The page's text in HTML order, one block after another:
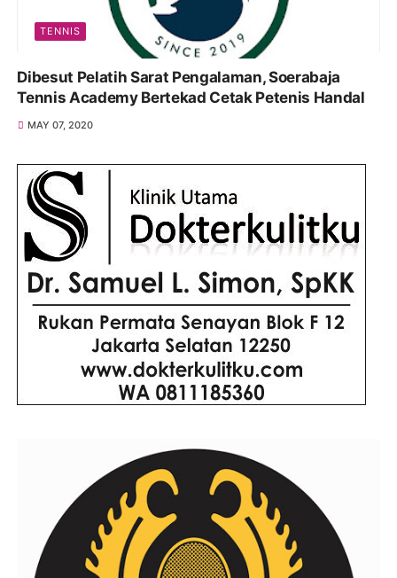
TENNIS
Dibesut Pelatih Sarat Pengalaman, Soerabaja
Tennis Academy Bertekad Cetak Petenis Handal
MAY 07, 2020